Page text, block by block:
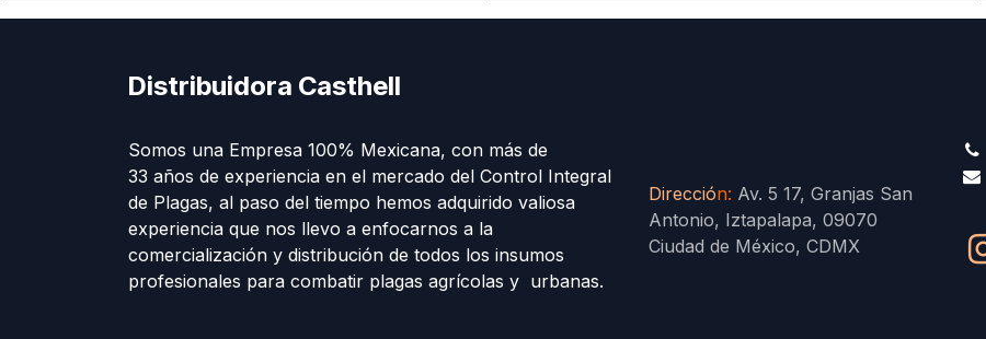
Distribuidora Casthell
Somos una Empresa 100% Mexicana, con más de
33 años de experiencia en el mercado del Control Integral
de Plagas, al paso del tiempo hemos adquirido valiosa
experiencia que nos llevo a enfocarnos a la
comercialización y distribución de todos los insumos
profesionales para combatir plagas agrícolas y urbanas.
Dirección: Av. 5 17, Granjas San
Antonio, Iztapalapa, 09070
Ciudad de México, CDMX